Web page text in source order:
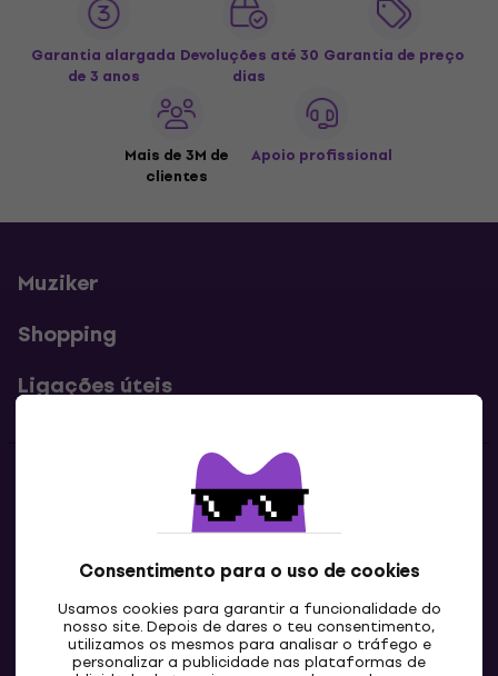
Consentimento para o uso de cookies
Usamos cookies para garantir a funcionalidade do
nosso site. Depois de dares o teu consentimento,
utilizamos os mesmos para analisar o tráfego e
personalizar a publicidade nas plataformas de
Garantia alargada
de 3 anos
Devoluções até 30
dias
Garantia de preço
Mais de 3M de
clientes
Apoio profissional
Muziker
Shopping
Ligações úteis
Contatos
Contacta-nos